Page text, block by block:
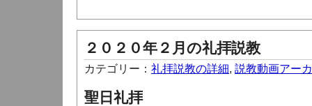
２０２０年２月の礼拝説教
カテゴリー： 礼拝説教の詳細, 説教動画アー
聖日礼拝